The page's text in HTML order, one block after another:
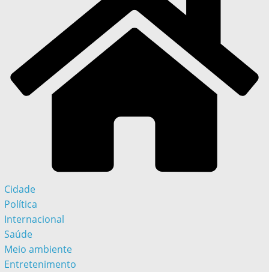
Cidade
Política
Internacional
Saúde
Meio ambiente
Entretenimento